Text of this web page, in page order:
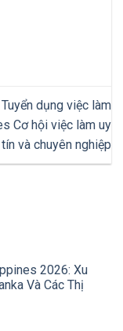
Tuyển dụng việc làm
Cơ hội việc làm uy
tín và chuyên nghiệp
2026: Xu
Và Các Thị